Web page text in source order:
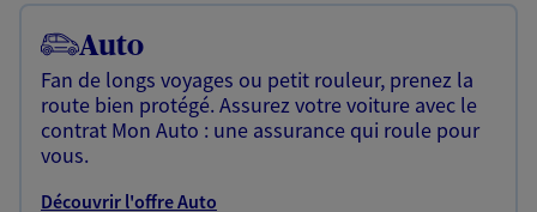
Auto
Fan de longs voyages ou petit rouleur, prenez la
route bien protégé. Assurez votre voiture avec le
contrat Mon Auto : une assurance qui roule pour
vous.
Découvrir l'offre Auto